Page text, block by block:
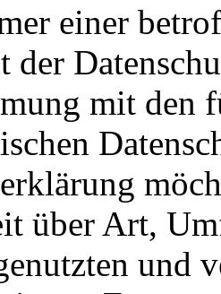
einer
der
mit den
über Art,
und